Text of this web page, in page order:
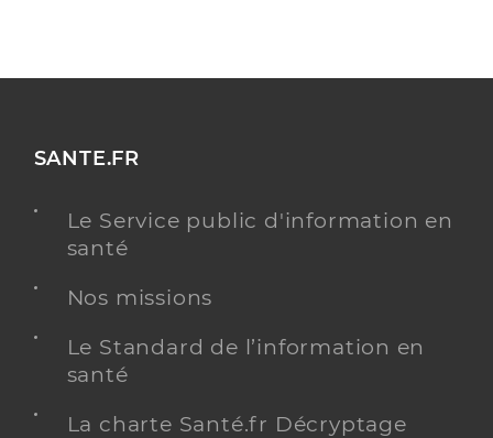
SANTE.FR
Le Service public d'information en
santé
Nos missions
Le Standard de l’information en
santé
La charte Santé.fr Décryptage